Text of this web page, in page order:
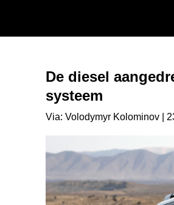
De diesel
systeem
Via: Volodymyr Kolominov |